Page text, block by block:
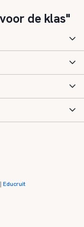
de klas"
|Educruit